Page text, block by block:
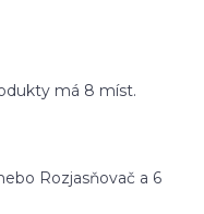
má 8 míst.
Rozjasňovač a 6